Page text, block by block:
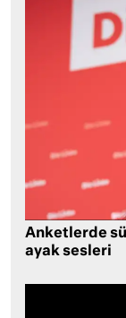
Anketlerde
ayak sesleri